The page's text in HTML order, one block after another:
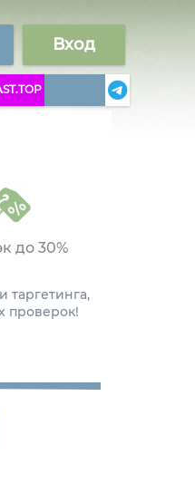
Вход
до 30%
таргетинга,
проверок!